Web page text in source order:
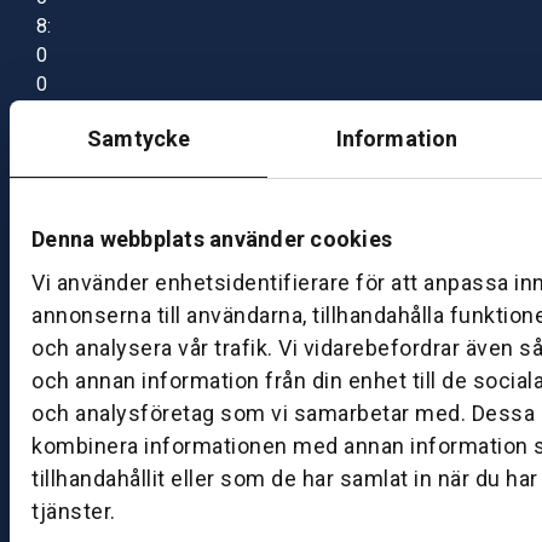
Samtycke Information
Denna webbplats använder cookies
Vi använder enhetsidentifierare för att anpassa
annonserna till användarna, tillhandahålla
och analysera vår trafik. Vi vidarebefordrar även
och annan information från din enhet till de
och analysföretag som vi samarbetar med. Dessa
kombinera informationen med annan information
tillhandahållit eller som de har samlat in när du
tjänster.
8:
0
0
7:
0
B
S
k
ö
v
d